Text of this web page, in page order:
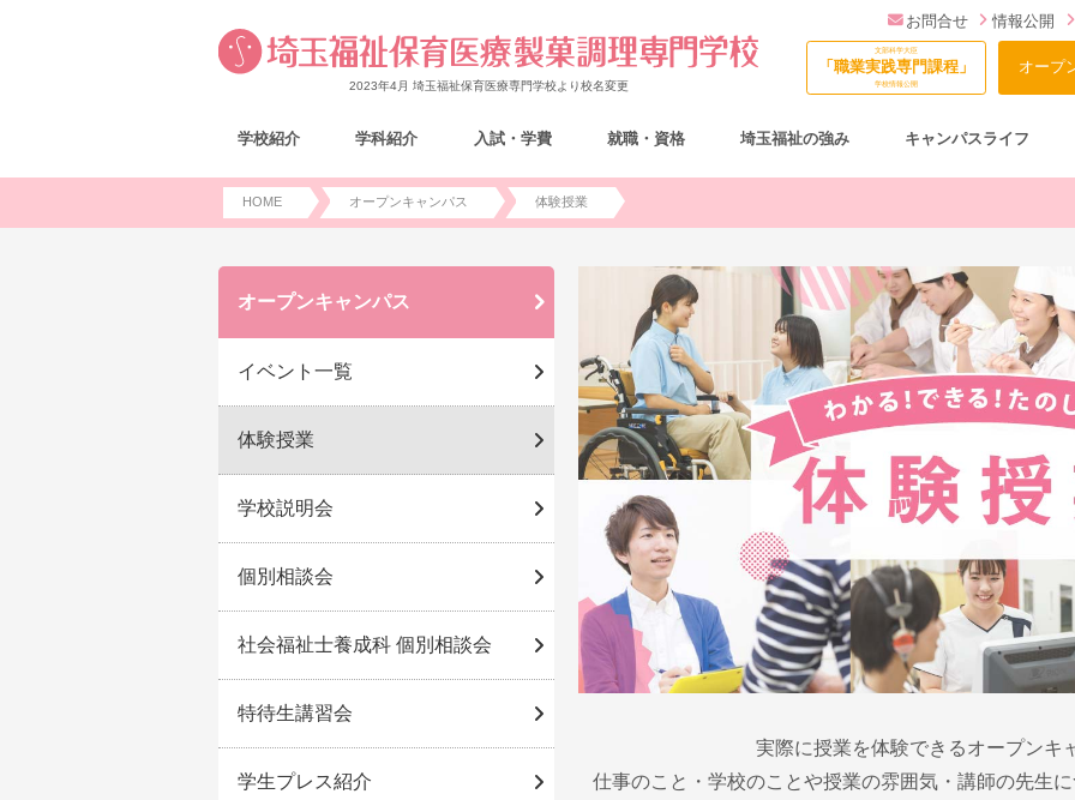
2023年4月 埼玉福祉保育医療専門学校より校名変更
お問合せ 情報公開
文部科学大臣
「職業実践専門課程」
学校情報公開
オープ
学校紹介 学科紹介 入試・学費 就職・資格 埼玉福祉の強み キャンパスライフ
HOME オープンキャンパス 体験授業
実際に授業を体験できるオープンキ
仕事のこと・学校のことや授業の雰囲気・講師の先生
オープンキャンパス
イベント一覧
体験授業
学校説明会
個別相談会
社会福祉士養成科 個別相談会
特待生講習会
学生プレス紹介